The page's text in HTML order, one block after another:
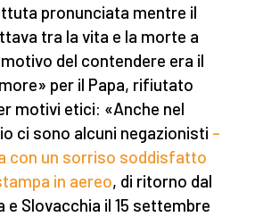
pronunciata mentre il
tra la vita e la morte a
del contendere era il
per il Papa, rifiutato
motivi etici: «Anche nel
ci sono alcuni negazionisti –
con un sorriso soddisfatto
in aereo, di ritorno dal
e Slovacchia il 15 settembre